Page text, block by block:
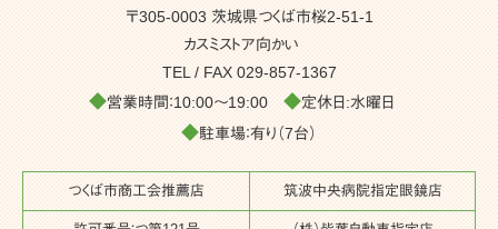
〒305-0003 茨城県つくば市桜2-51-1
カスミストア向かい
TEL / FAX 029-857-1367
◆営業時間：10:00～19:00 ◆定休日:水曜日
◆駐車場：有り（7台）
つくば市商工会推薦店 筑波中央病院指定眼鏡店